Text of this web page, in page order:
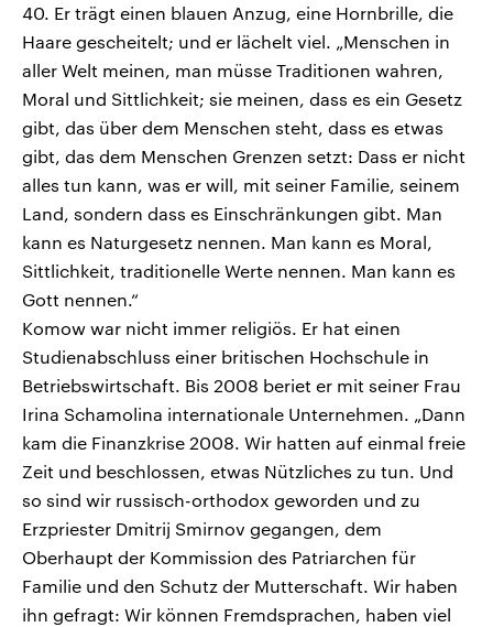
40. Er trägt einen blauen Anzug, eine Hornbrille, die
Haare gescheitelt; und er lächelt viel. „Menschen in
aller Welt meinen, man müsse Traditionen wahren,
Moral und Sittlichkeit; sie meinen, dass es ein Gesetz
gibt, das über dem Menschen steht, dass es etwas
gibt, das dem Menschen Grenzen setzt: Dass er nicht
alles tun kann, was er will, mit seiner Familie, seinem
Land, sondern dass es Einschränkungen gibt. Man
kann es Naturgesetz nennen. Man kann es Moral,
Sittlichkeit, traditionelle Werte nennen. Man kann es
Gott nennen.“
Komow war nicht immer religiös. Er hat einen
Studienabschluss einer britischen Hochschule in
Betriebswirtschaft. Bis 2008 beriet er mit seiner Frau
Irina Schamolina internationale Unternehmen. „Dann
kam die Finanzkrise 2008. Wir hatten auf einmal freie
Zeit und beschlossen, etwas Nützliches zu tun. Und
so sind wir russisch-orthodox geworden und zu
Erzpriester Dmitrij Smirnov gegangen, dem
Oberhaupt der Kommission des Patriarchen für
Familie und den Schutz der Mutterschaft. Wir haben
ihn gefragt: Wir können Fremdsprachen, haben viel